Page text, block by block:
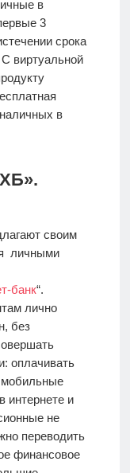
в
3
срока
виртуальной
в
своим
личными
банк“.
лично
без
оплачивать
мобильные
интернете и
не
переводить
финансовое